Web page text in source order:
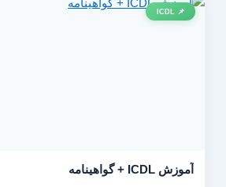
📌 ICDL
آموزش ICDL + گواهینامه